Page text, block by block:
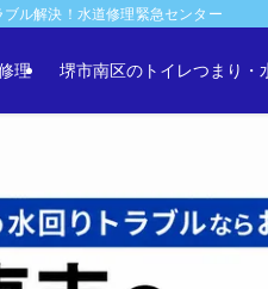
ル解決！水道修理緊急センター
理 堺市南区のトイレつまり・